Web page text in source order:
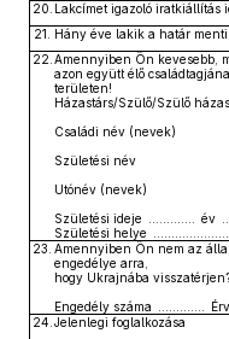
20. Lakcímet igazoló
21.
Hány éve lakik a határ
22. Amennyiben Ön kevesebb,
azon együtt élő
területen!
Házastárs/Szülő/Szülő
Családi név (nevek)
Születési név
Utónév (nevek)
Születési ideje ............. év
Születési helye
23. Amennyiben Ön nem az
engedélye arra,
hogy Ukrajnába
Engedély száma .............
24. Jelenlegi foglalkozása